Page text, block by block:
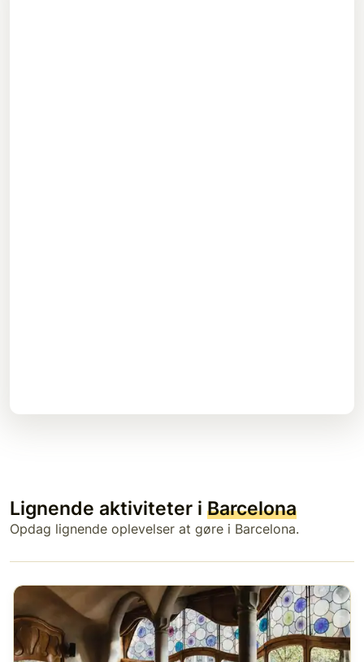
Lignende aktiviteter i Barcelona
Opdag lignende oplevelser at gøre i Barcelona.